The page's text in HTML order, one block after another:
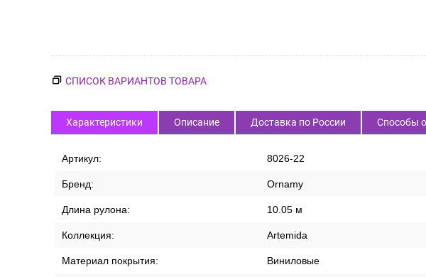
СПИСОК ВАРИАНТОВ ТОВАРА
Характеристики Описание Доставка по России Способы
Артикул: 8026-22
Бренд: Ornamy
Длина рулона: 10.05 м
Коллекция: Artemida
Материал покрытия: Виниловые